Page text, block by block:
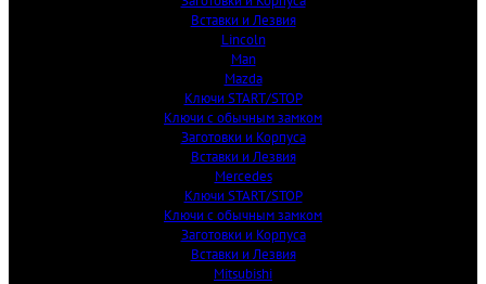
Вставки и Лезвия
Lincoln
Man
Mazda
Ключи START/STOP
Ключи с обычным замком
Заготовки и Корпуса
Вставки и Лезвия
Mercedes
Ключи START/STOP
Ключи с обычным замком
Заготовки и Корпуса
Вставки и Лезвия
Mitsubishi